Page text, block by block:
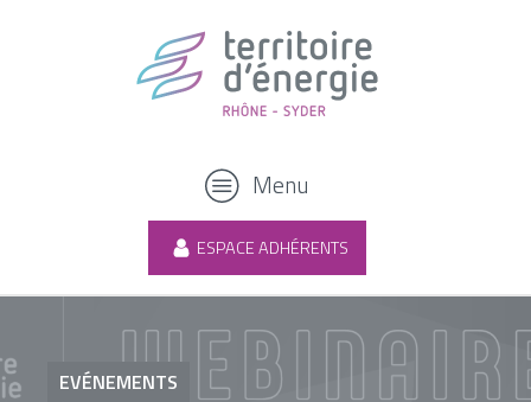
Menu
ESPACE ADHÉRENTS
EVÉNEMENTS